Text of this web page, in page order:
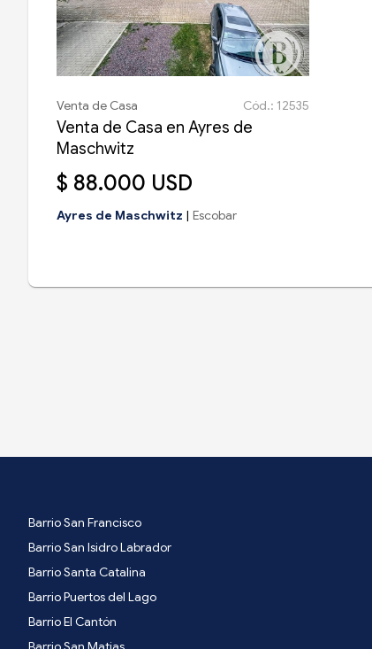
Venta de Casa Cód.: 12535
Venta de Casa en Ayres de
Maschwitz
$ 88.000 USD
Ayres de Maschwitz | Escobar
Barrio San Francisco
Barrio San Isidro Labrador
Barrio Santa Catalina
Barrio Puertos del Lago
Barrio El Cantón